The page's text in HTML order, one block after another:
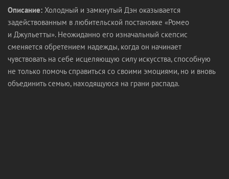
Описание: Холодный и замкнутый Дэн оказывается
задействованным в любительской постановке «Ромео
и Джульетты». Неожиданно его изначальный скепсис
сменяется обретением надежды, когда он начинает
чувствовать на себе исцеляющую силу искусства, способную
не только помочь справиться со своими эмоциями, но и вновь
объединить семью, находящуюся на грани распада.